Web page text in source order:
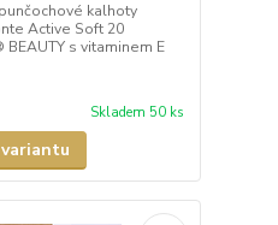
kalhoty
Active Soft 20
s vitaminem E
Skladem 50 ks